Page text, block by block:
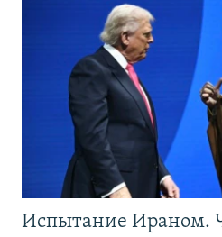
Испытание Ираном.